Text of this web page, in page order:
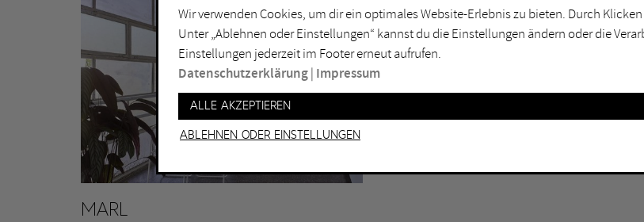
Lichtkunst
Performance
Skulptur
Duisburg
Essen
Hagen
Hamm
Mülheim an der Ruhr
Oberhausen
Unna
Witten
MARL
Wir verwenden Cookies, um dir ein optimales Website-Erlebnis zu bieten. Durch
Unter „Ablehnen oder Einstellungen“ kannst du die Einstellungen ändern oder die
Einstellungen jederzeit im Footer erneut aufrufen.
Datenschutzerklärung| Impressum
Alle akzeptieren
Ablehnen oder Einstellungen